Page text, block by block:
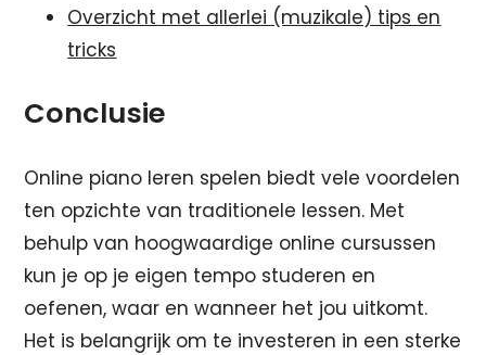
Overzicht met allerlei (muzikale) tips en
tricks
Conclusie
Online piano leren spelen biedt vele voordelen
ten opzichte van traditionele lessen. Met
behulp van hoogwaardige online cursussen
kun je op je eigen tempo studeren en
oefenen, waar en wanneer het jou uitkomt.
Het is belangrijk om te investeren in een sterke